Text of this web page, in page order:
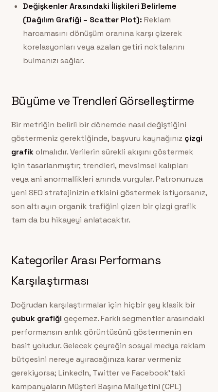
Değişkenler Arasındaki İlişkileri Belirleme
(Dağılım Grafiği – Scatter Plot): Reklam
harcamasını dönüşüm oranına karşı çizerek
korelasyonları veya azalan getiri noktalarını
bulmanızı sağlar.
Büyüme ve Trendleri Görselleştirme
Bir metriğin belirli bir dönemde nasıl değiştiğini
göstermeniz gerektiğinde, başvuru kaynağınız çizgi
grafikolmalıdır. Verilerin sürekli akışını göstermek
için tasarlanmıştır; trendleri, mevsimsel kalıpları
veya ani anormallikleri anında vurgular. Patronunuza
yeni SEO stratejinizin etkisini göstermek istiyorsanız,
son altı ayın organik trafiğini çizen bir çizgi grafik
tam da bu hikayeyi anlatacaktır.
Kategoriler Arası Performans
Karşılaştırması
Doğrudan karşılaştırmalar için hiçbir şey klasik bir
çubuk grafiği geçemez. Farklı segmentler arasındaki
performansın anlık görüntüsünü göstermenin en
basit yoludur. Gelecek çeyreğin sosyal medya reklam
bütçesini nereye ayıracağınıza karar vermeniz
gerekiyorsa; LinkedIn, Twitter ve Facebook’taki
kampanyaların Müşteri Başına Maliyetini (CPL)